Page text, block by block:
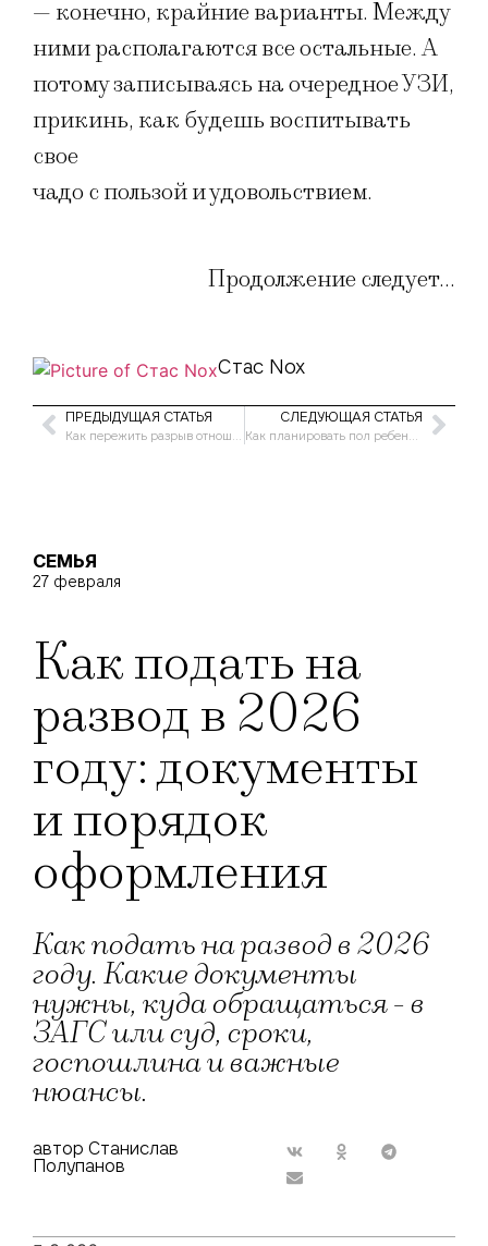
— конечно, крайние варианты. Между
ними располагаются все остальные. А
потому записываясь на очередное УЗИ,
прикинь, как будешь воспитывать
свое
чадо с пользой и удовольствием.
Продолжение следует…
Стас Nox
ПРЕДЫДУЩАЯ СТАТЬЯ СЛЕДУЮЩАЯ СТАТЬЯ
СЕМЬЯ
27 февраля
Как подать на
развод в 2026
году: документы
и порядок
оформления
Как подать на развод в 2026
году. Какие документы
нужны, куда обращаться - в
ЗАГС или суд, сроки,
госпошлина и важные
нюансы.
автор Станислав
Полупанов